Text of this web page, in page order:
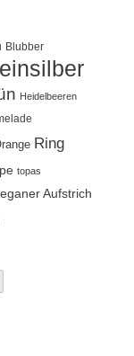
Blubber
Heidelbeeren
Ring
topas
Aufstrich